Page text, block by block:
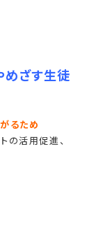
めざす生徒
るため
の活用促進、